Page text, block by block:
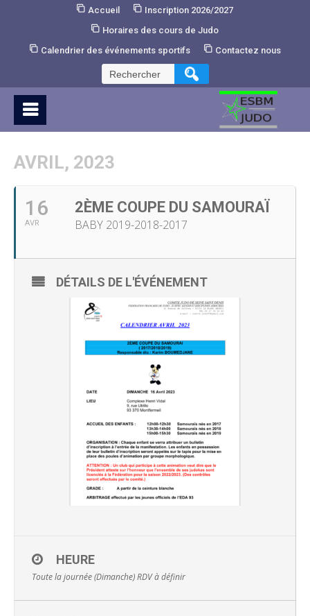
Accueil
Inscription 2026/2027
Horaires des cours de Judo
Calendrier des événements sportifs
Contactez nous
Rechercher :
AVRIL, 2023
16
AVR
2ÈME COUPE DU SAMOURAÏ
BABY 2019-2018-2017
DÉTAILS DE L'ÉVÉNEMENT
HEURE
Toute la journée (Dimanche)RDV à définir